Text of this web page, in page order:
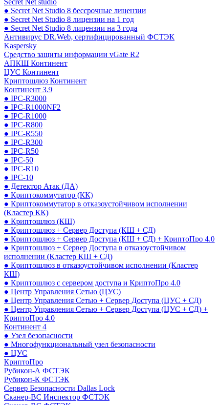
● Secret Net Studio 8 бессрочные лицензии
● Secret Net Studio 8 лицензии на 1 год
● Secret Net Studio 8 лицензии на 3 года
Антивирус DR.Web, сертифицированный ФСТЭК
Kaspersky
Средство защиты информации vGate R2
АПКШ Континент
ЦУС Континент
Криптошлюз Континент
Континент 3.9
● IPC-R3000
● IPC-R1000NF2
● IPC-R1000
● IPC-R800
● IPC-R550
● IPC-R300
● IPC-R50
● IPC-50
● IPC-R10
● IPC-10
● Детектор Атак (ДА)
● Криптокоммутатор (КК)
● Криптокоммутатор в отказоустойчивом исполнении
(Кластер КК)
● Криптошлюз (КШ)
● Криптошлюз + Сервер Доступа (КШ + СД)
● Криптошлюз + Сервер Доступа (КШ + СД) + КриптоПро 4.0
● Криптошлюз + Сервер Доступа в отказоустойчивом
исполнении (Кластер КШ + СД)
● Криптошлюз в отказоустойчивом исполнении (Кластер
КШ)
● Криптошлюз с сервером доступа и КриптоПро 4.0
● Центр Управления Сетью (ЦУС)
● Центр Управления Сетью + Сервер Доступа (ЦУС + СД)
● Центр Управления Сетью + Сервер Доступа (ЦУС + СД) +
КриптоПро 4.0
Континент 4
● Узел безопасности
● Многофункциональный узел безопасности
● ЦУС
КриптоПро
Рубикон-А ФСТЭК
Рубикон-К ФСТЭК
Сервер Безопасности Dallas Lock
Сканер-ВС Инспектор ФСТЭК